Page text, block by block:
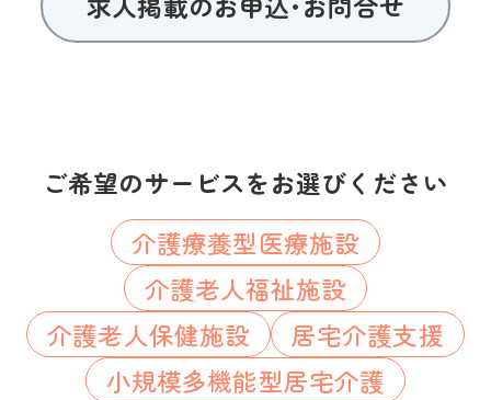
ご希望のサービスをお選びください
介護療養型医療施設
介護老人福祉施設
介護老人保健施設
居宅介護支援
小規模多機能型居宅介護